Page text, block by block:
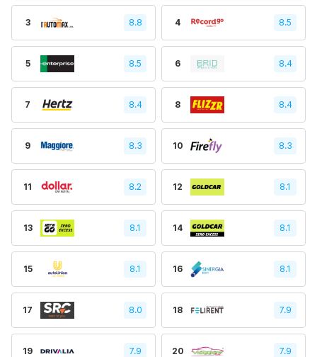
3 8.8 4 8.5
5 8.5 6 8.4
7 8.4 8 8.4
9 8.3 10 8.3
11 8.2 12 8.1
13 8.1 14 8.1
15 8.1 16 8.1
17 8.0 18 7.9
19 7.9 20 7.9